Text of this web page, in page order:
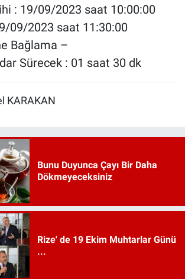
: 19/09/2023 saat 10:00:00
09/2023 saat 11:30:00
Bağlama –
Sürecek : 01 saat 30 dk
KARAKAN
Bunu Duyunca Çayı Bir Daha
Dökmeyeceksiniz
Rize' de 19 Ekim Muhtarlar Günü
...